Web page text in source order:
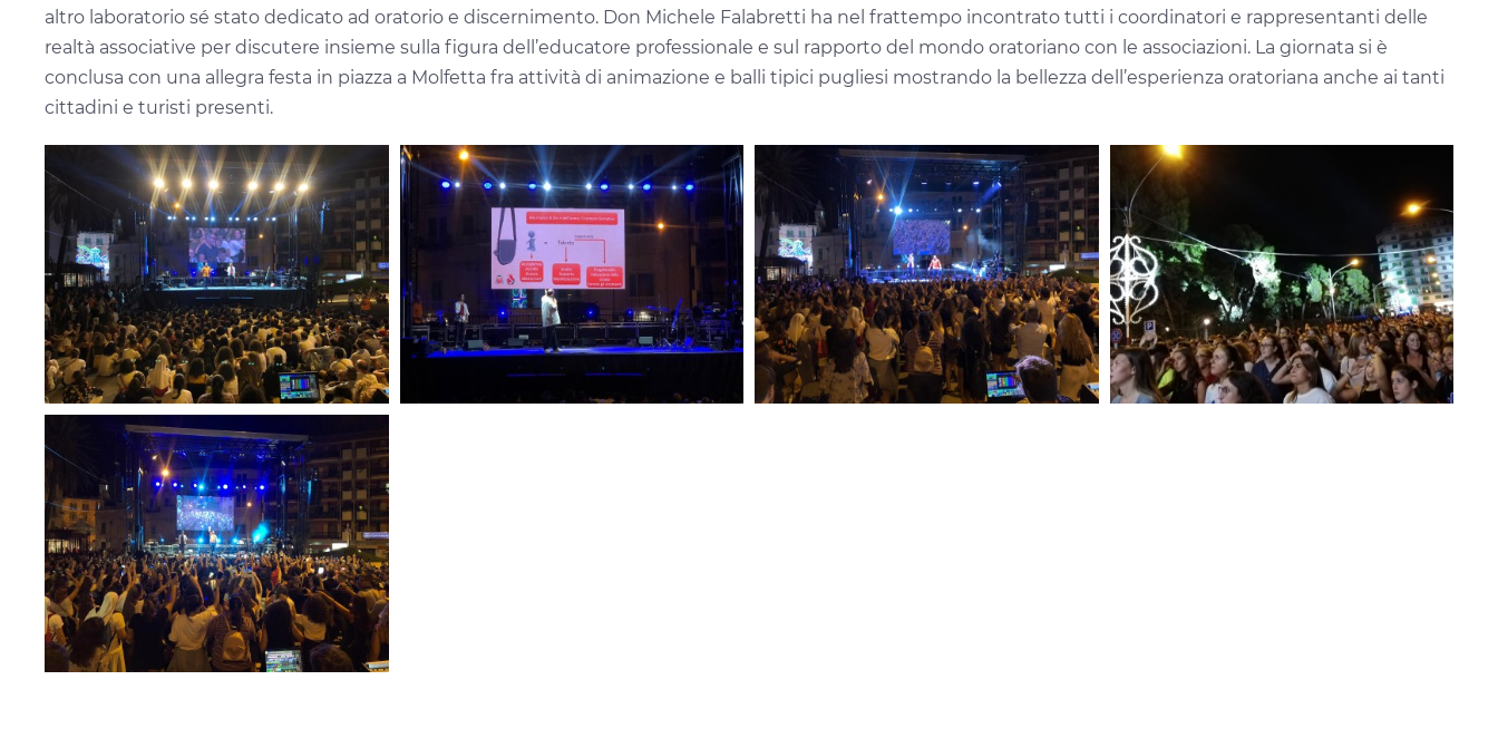
altro laboratorio sé stato dedicato ad oratorio e discernimento. Don Michele Falabretti ha nel frattempo incontrato tutti i coordinatori e rappresentanti delle
realtà associative per discutere insieme sulla figura dell’educatore professionale e sul rapporto del mondo oratoriano con le associazioni. La giornata si è
conclusa con una allegra festa in piazza a Molfetta fra attività di animazione e balli tipici pugliesi mostrando la bellezza dell’esperienza oratoriana anche ai tanti
cittadini e turisti presenti.